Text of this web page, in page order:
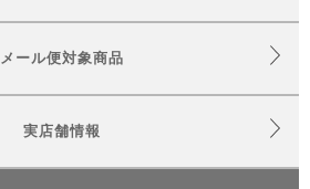
メール便対象商品
実店舗情報